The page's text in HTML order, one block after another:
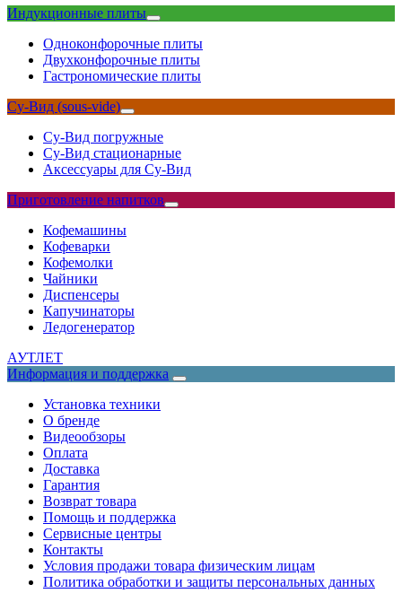
Индукционные плиты
Одноконфорочные плиты
Двухконфорочные плиты
Гастрономические плиты
Су-Вид (sous-vide)
Су-Вид погружные
Су-Вид стационарные
Аксессуары для Су-Вид
Приготовление напитков
Кофемашины
Кофеварки
Кофемолки
Чайники
Диспенсеры
Капучинаторы
Ледогенератор
АУТЛЕТ
Информация и поддержка
Установка техники
О бренде
Видеообзоры
Оплата
Доставка
Гарантия
Возврат товара
Помощь и поддержка
Сервисные центры
Контакты
Условия продажи товара физическим лицам
Политика обработки и защиты персональных данных